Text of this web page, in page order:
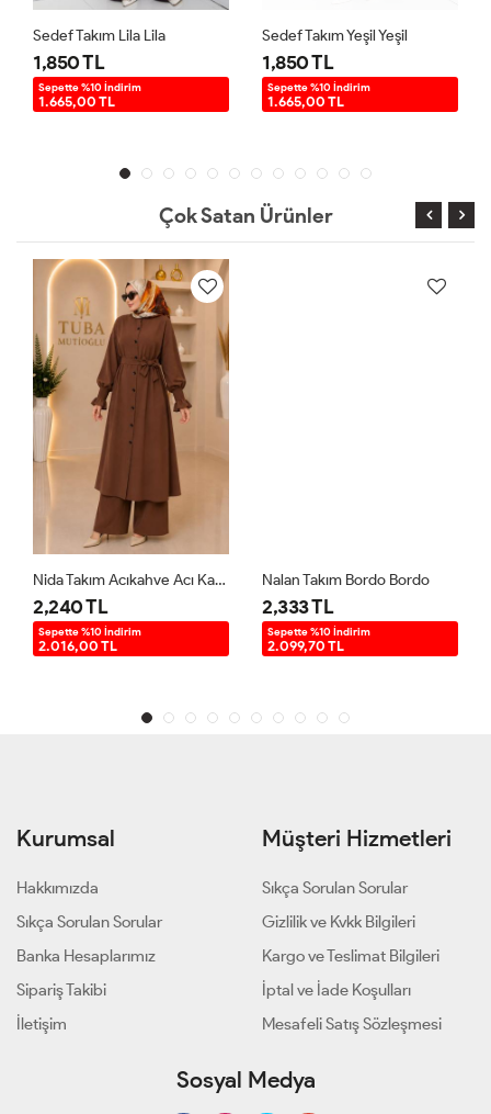
Sedef Takım Lila Lila
1,850 TL
Sepette %10 İndirim
1.665,00 TL
Sedef Takım Yeşil Yeşil
1,850 TL
Sepette %10 İndirim
1.665,00 TL
Çok Satan Ürünler
Nida Takım Acıkahve Acı Kahve
2,240 TL
Sepette %10 İndirim
2.016,00 TL
Nalan Takım Bordo Bordo
2,333 TL
Sepette %10 İndirim
2.099,70 TL
Kurumsal
Hakkımızda
Sıkça Sorulan Sorular
Banka Hesaplarımız
Sipariş Takibi
İletişim
Müşteri Hizmetleri
Sıkça Sorulan Sorular
Gizlilik ve Kvkk Bilgileri
Kargo ve Teslimat Bilgileri
İptal ve İade Koşulları
Mesafeli Satış Sözleşmesi
Sosyal Medya